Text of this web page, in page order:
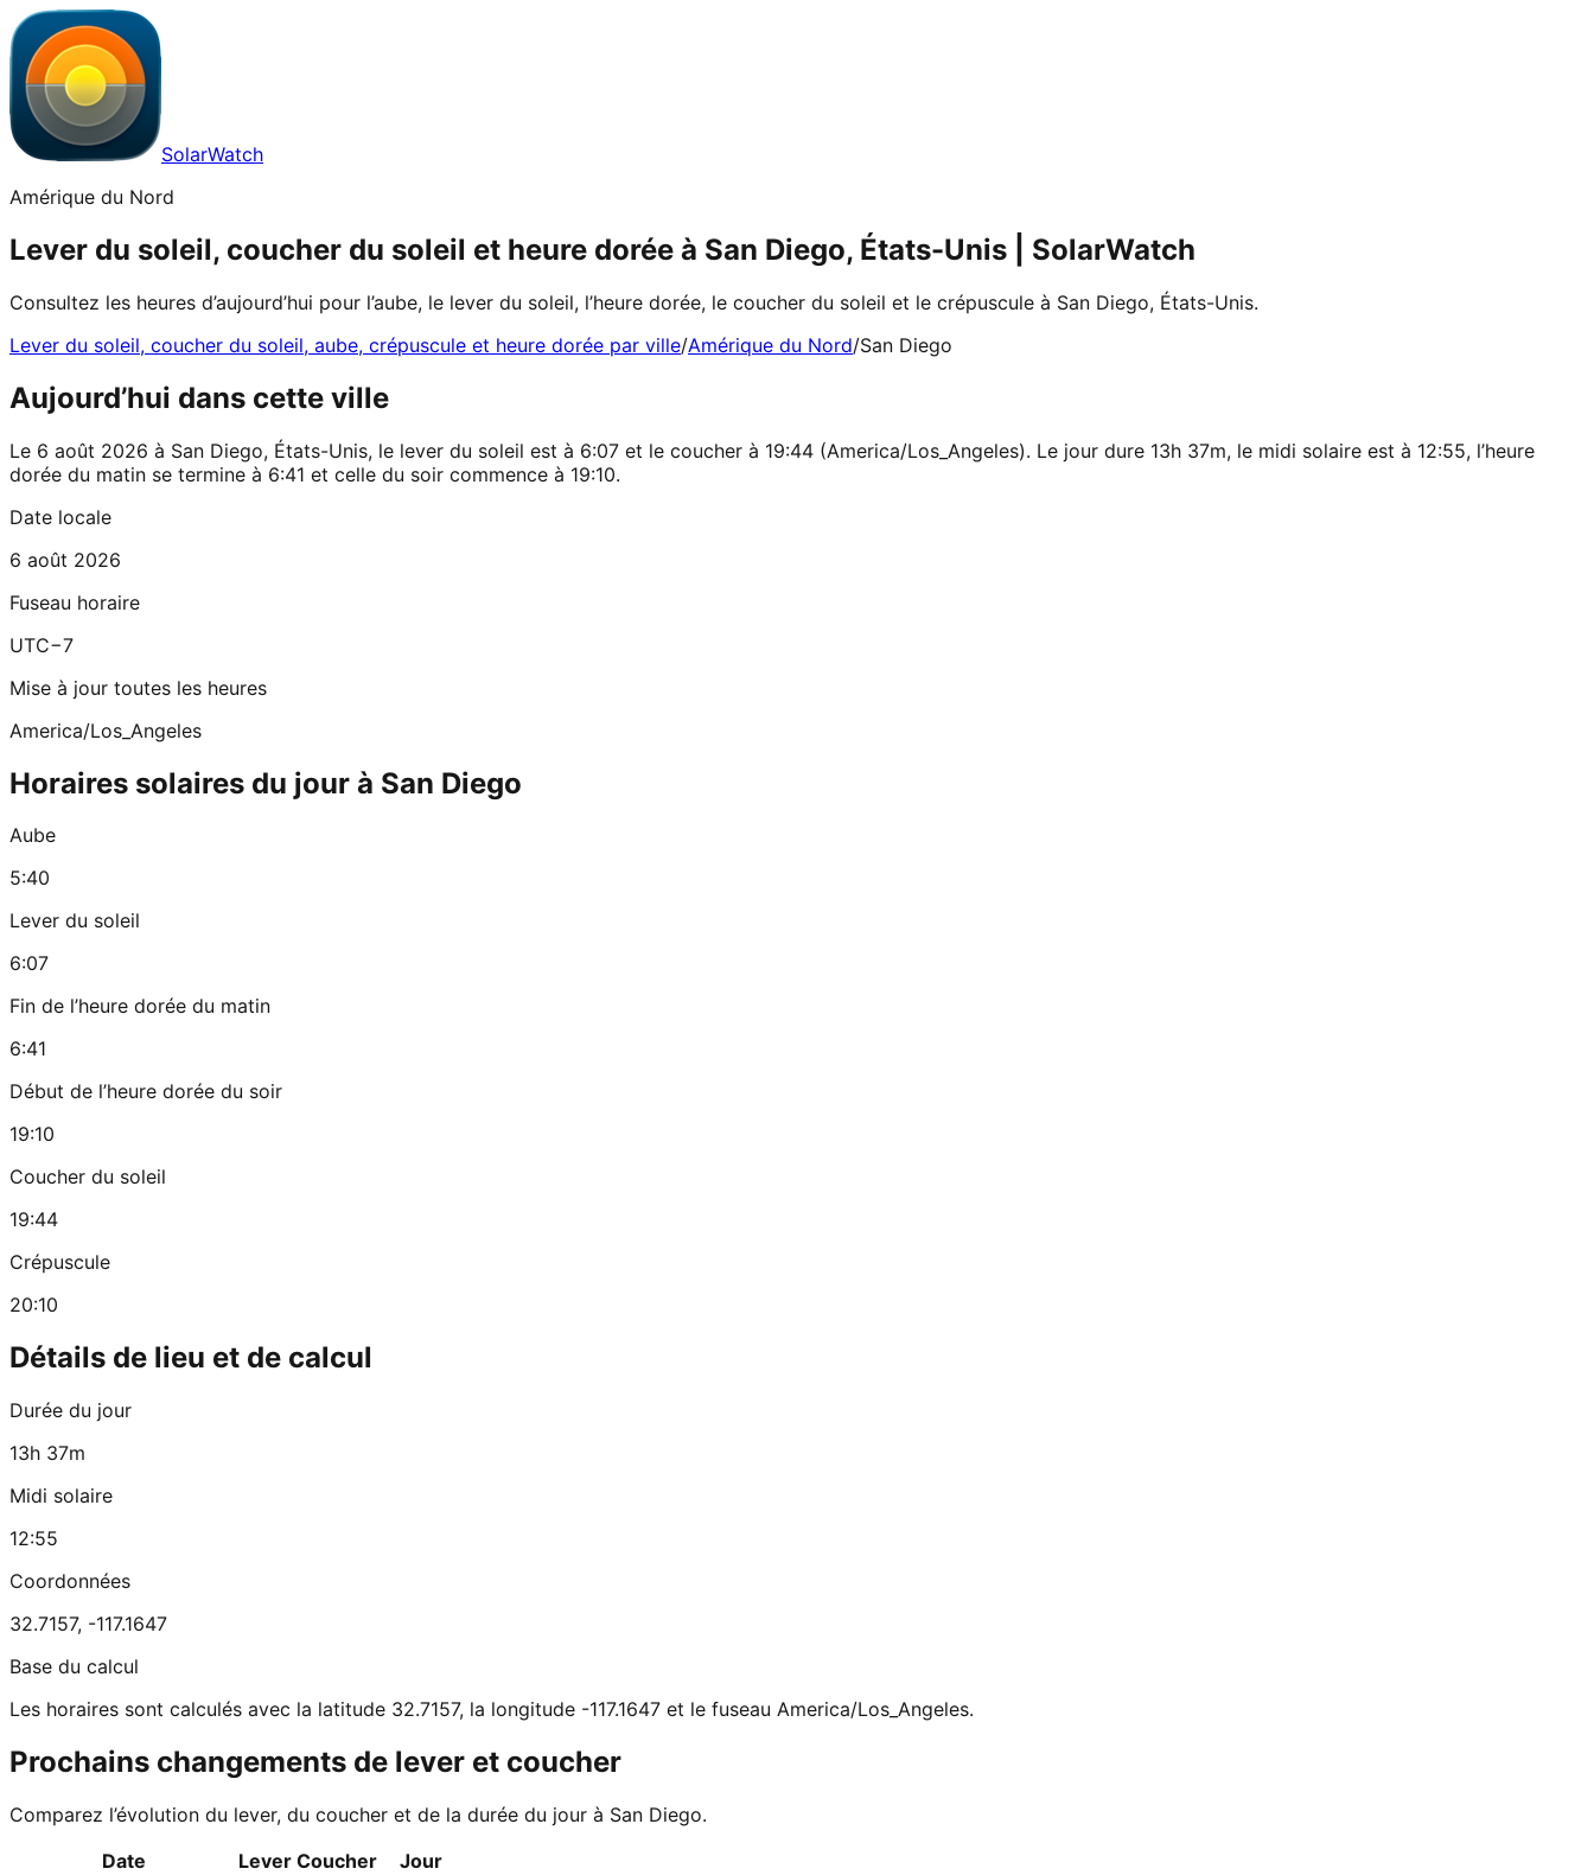
SolarWatch
Amérique du Nord
Lever du soleil, coucher du soleil et heure dorée à San Diego, États-Unis | SolarWatch
Consultez les heures d’aujourd’hui pour l’aube, le lever du soleil, l’heure dorée, le coucher du soleil et le crépuscule à San Diego, États-Unis.
Lever du soleil, coucher du soleil, aube, crépuscule et heure dorée par ville/Amérique du Nord/San Diego
Aujourd’hui dans cette ville
Le 6 août 2026 à San Diego, États-Unis, le lever du soleil est à 6:07 et le coucher à 19:44 (America/Los_Angeles). Le jour dure 13h 37m, le midi solaire est à 12:55, l’heure
dorée du matin se termine à 6:41 et celle du soir commence à 19:10.
Date locale
6 août 2026
Fuseau horaire
UTC−7
Mise à jour toutes les heures
America/Los_Angeles
Horaires solaires du jour à San Diego
Aube
5:40
Lever du soleil
6:07
Fin de l’heure dorée du matin
6:41
Début de l’heure dorée du soir
19:10
Coucher du soleil
19:44
Crépuscule
20:10
Détails de lieu et de calcul
Durée du jour
13h 37m
Midi solaire
12:55
Coordonnées
32.7157, -117.1647
Base du calcul
Les horaires sont calculés avec la latitude 32.7157, la longitude -117.1647 et le fuseau America/Los_Angeles.
Prochains changements de lever et coucher
Comparez l’évolution du lever, du coucher et de la durée du jour à San Diego.
Date
Lever Coucher
Jour